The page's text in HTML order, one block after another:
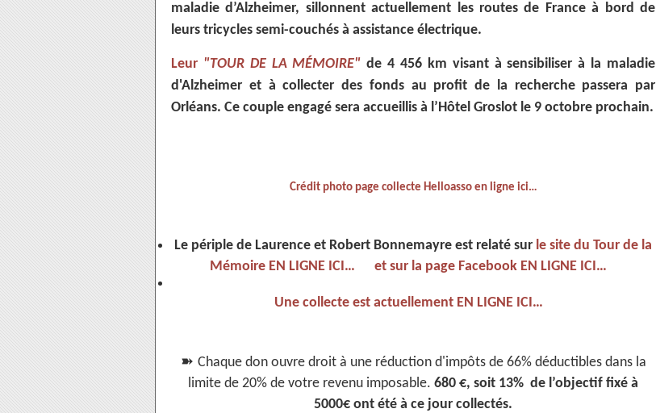
maladie d’Alzheimer, sillonnent actuellement les routes de France à bord de
leurs tricycles semi-couchés à assistance électrique.
Leur "TOUR DE LA MÉMOIRE" de 4 456 km visant à sensibiliser à la maladie
d'Alzheimer et à collecter des fonds au profit de la recherche passera par
Orléans. Ce couple engagé sera accueillis à l’Hôtel Groslot le 9 octobre prochain.
Crédit photo page collecte Helloasso en ligne ici…
Le périple de Laurence et Robert Bonnemayre est relaté sur le site du Tour de la
Mémoire EN LIGNE ICI…
et sur la page Facebook EN LIGNE ICI…
Une collecte est actuellement EN LIGNE ICI…
➽ Chaque don ouvre droit à une réduction d'impôts de 66% déductibles dans la
limite de 20% de votre revenu imposable. 680 €, soit 13% de l’objectif fixé à
5000€ ont été à ce jour collectés.